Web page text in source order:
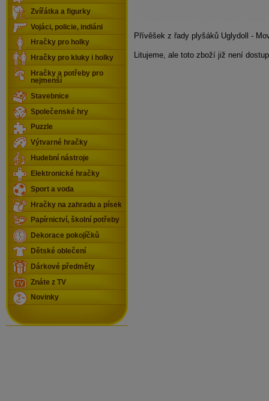
Přívěšek z řady plyšáků Uglydoll -
Litujeme, ale toto zboží již není
Zvířátka a figurky
Vojáci, policie, indiáni
Hračky pro holky
Hračky pro kluky i holky
Hračky a potřeby pro
nejmenší
Stavebnice
Společenské hry
Puzzle
Výtvarné hračky
Hudební nástroje
Elektronické hračky
Sport a voda
Hračky na zahradu a písek
Papírnictví, školní potřeby
Dekorace pokojíčků
Dětské oblečení
Dárkové předměty
Znáte z TV
Novinky